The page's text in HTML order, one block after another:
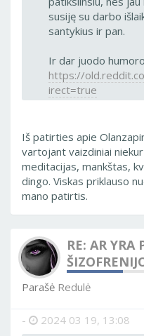
susiję su darbo
santykius ir pan.
Ir dar juodo
https://
irect=true
Iš patirties apie
vartojant vaizdiniai
meditacijas, mankštas,
dingo. Viskas priklauso
mano patirtis.
RE: AR YRA
Parašė Redulė
- 2024 03 19, 13:08